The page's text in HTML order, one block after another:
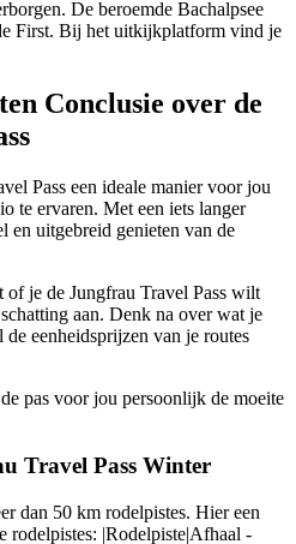
De beroemde Bachalpsee
First. Bij het uitkijkplatform vind je
Conclusie over de
Pass een ideale manier voor jou
te ervaren. Met een iets langer
en uitgebreid genieten van de
of je de Jungfrau Travel Pass wilt
aan. Denk na over wat je
eenheidsprijzen van je routes
pas voor jou persoonlijk de moeite
Travel Pass Winter
dan 50 km rodelpistes. Hier een
rodelpistes: |Rodelpiste|Afhaal -